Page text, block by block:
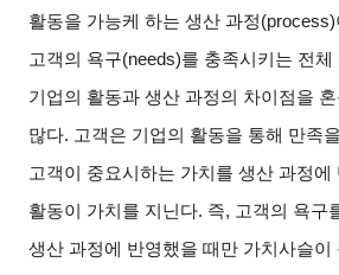
활동을 가능케 하는 생산 과정
고객의 욕구(needs)를 충족시키는 전체
기업의 활동과 생산 과정의 차이점을 혼
많다. 고객은 기업의 활동을 통해 만족
고객이 중요시하는 가치를 생산 과정에
활동이 가치를 지닌다. 즉, 고객의 욕구
생산 과정에 반영했을 때만 가치사슬이